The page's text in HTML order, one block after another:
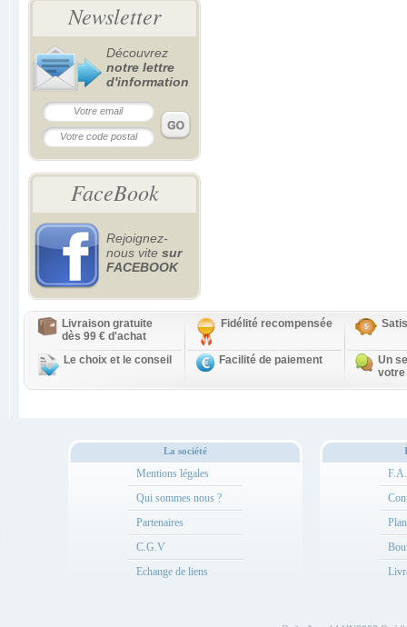
Newsletter
Découvrez
notre lettre
d'information
FaceBook
Rejoignez-
nous vite sur
FACEBOOK
Livraison gratuite
dès 99 € d'achat
Fidélité recompensée
Le choix et le conseil Facilité de paiement
Un
votre
La société
Mentions légales
Qui sommes nous ?
Partenaires
C.G.V
Echange de liens